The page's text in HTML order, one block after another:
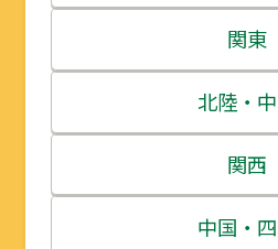
北海道
青森県
岩手県
宮城県
関東
茨城県
栃木県
群馬県
北陸・
新潟県
富山県
関西
三重県
中国・